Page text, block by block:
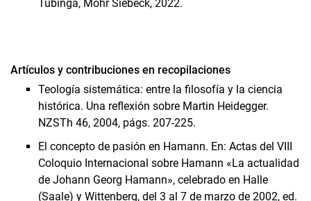
Tubinga, Mohr Siebeck, 2022.
Artículos y contribuciones en recopilaciones
Teología sistemática: entre la filosofía y la ciencia
histórica. Una reflexión sobre Martin Heidegger.
NZSTh 46, 2004, págs. 207-225.
El concepto de pasión en Hamann. En: Actas del VIII
Coloquio Internacional sobre Hamann «La actualidad
de Johann Georg Hamann», celebrado en Halle
(Saale) y Wittenberg, del 3 al 7 de marzo de 2002, ed.